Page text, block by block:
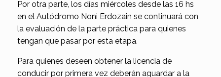
Por otra parte, los días miércoles desde las 16 hs
en el Autódromo Noni Erdozain se continuará con
la evaluación de la parte práctica para quienes
tengan que pasar por esta etapa.
Para quienes deseen obtener la licencia de
conducir por primera vez deberán aguardar a la